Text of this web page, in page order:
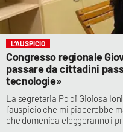
L’AUSPICIO
Congresso regionale
passare da cittadini
tecnologie»
La segretaria Pd di Gioiosa
l’auspicio che mi piacerebbe
che domenica eleggeranno i